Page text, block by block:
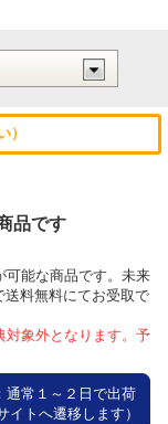
品です
可能な商品です。未来
料無料にてお受取で
象外となります。予
通常１～２日で出荷
イトへ遷移します）